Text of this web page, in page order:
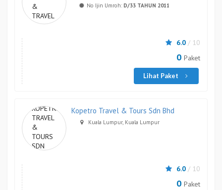
No Ijin Umroh: D/33 TAHUN 2011
6.0 / 10
0 Paket
Lihat Paket
Kopetro Travel & Tours Sdn Bhd
Kuala Lumpur, Kuala Lumpur
6.0 / 10
0 Paket